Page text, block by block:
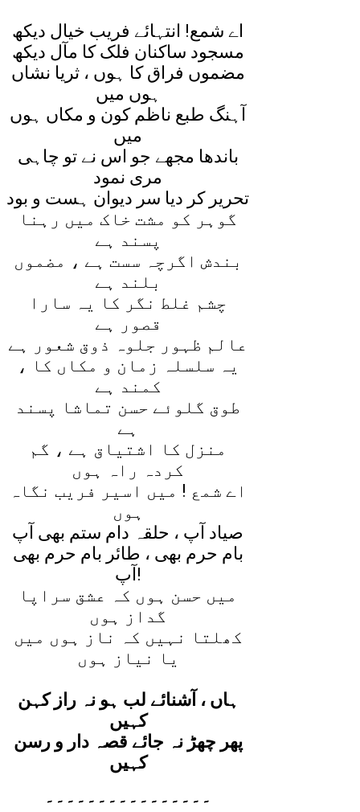
اے شمع! انتہائے فريب خيال ديکھ
مسجود ساکنان فلک کا مآل ديکھ
مضموں فراق کا ہوں ، ثريا نشاں
ہوں ميں
آہنگ طبع ناظم کون و مکاں ہوں
ميں
باندھا مجھے جو اس نے تو چاہی
مری نمود
تحرير کر ديا سر ديوان ہست و بود
گوہر کو مشت خاک ميں رہنا
پسند ہے
بندش اگرچہ سست ہے ، مضموں
بلند ہے
چشم غلط نگر کا يہ سارا
قصور ہے
عالم ظہور جلوہ ذوق شعور ہے
يہ سلسلہ زمان و مکاں کا ،
کمند ہے
طوق گلوئے حسن تماشا پسند
ہے
منزل کا اشتياق ہے ، گم
کردہ راہ ہوں
اے شمع ! ميں اسير فريب نگاہ
ہوں
صياد آپ ، حلقہ دام ستم بھی آپ
بام حرم بھی ، طائر بام حرم بھی
آپ!
ميں حسن ہوں کہ عشق سراپا
گداز ہوں
کھلتا نہيں کہ ناز ہوں ميں
يا نياز ہوں
ہاں ، آشنائے لب ہو نہ راز کہن
کہيں
پھر چھڑ نہ جائے قصہ دار و رسن
کہيں
۔۔۔۔۔۔۔۔۔۔۔۔۔۔۔۔